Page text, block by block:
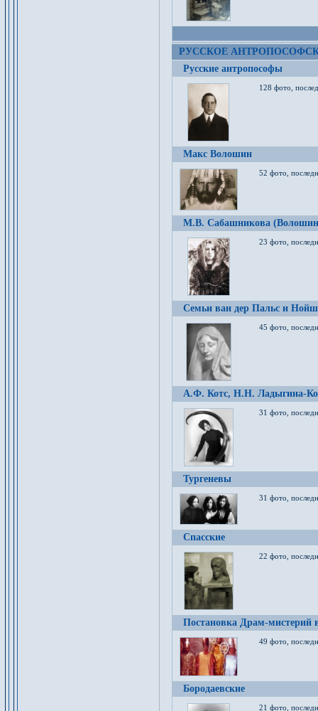
РУССКОЕ
Русские антропософы
128 фото,
Макс Волошин
52 фото,
М.В. Сабашникова
23 фото,
Семьи ван дер Пальс и
45 фото,
А.Ф. Котс, Н.Н. Ладыгина-
31 фото,
Тургеневы
31 фото,
Спасские
22 фото,
Постановка Драм-мистерий
49 фото,
Бородаевские
21 фото,